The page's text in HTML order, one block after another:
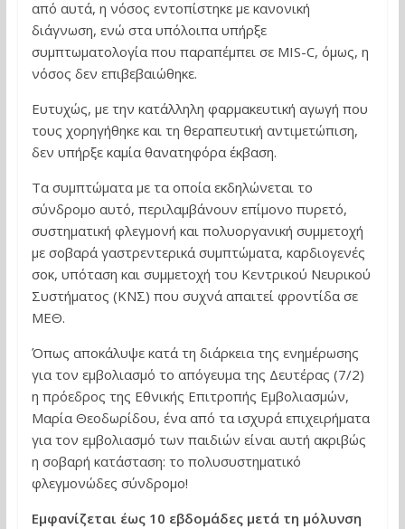
από αυτά, η νόσος εντοπίστηκε με κανονική
διάγνωση, ενώ στα υπόλοιπα υπήρξε
συμπτωματολογία που παραπέμπει σε MIS-C, όμως, η
νόσος δεν επιβεβαιώθηκε.
Ευτυχώς, με την κατάλληλη φαρμακευτική αγωγή που
τους χορηγήθηκε και τη θεραπευτική αντιμετώπιση,
δεν υπήρξε καμία θανατηφόρα έκβαση.
Τα συμπτώματα με τα οποία εκδηλώνεται το
σύνδρομο αυτό, περιλαμβάνουν επίμονο πυρετό,
συστηματική φλεγμονή και πολυοργανική συμμετοχή
με σοβαρά γαστρεντερικά συμπτώματα, καρδιογενές
σοκ, υπόταση και συμμετοχή του Κεντρικού Νευρικού
Συστήματος (ΚΝΣ) που συχνά απαιτεί φροντίδα σε
ΜΕΘ.
Όπως αποκάλυψε κατά τη διάρκεια της ενημέρωσης
για τον εμβολιασμό το απόγευμα της Δευτέρας (7/2)
η πρόεδρος της Εθνικής Επιτροπής Εμβολιασμών,
Μαρία Θεοδωρίδου, ένα από τα ισχυρά επιχειρήματα
για τον εμβολιασμό των παιδιών είναι αυτή ακριβώς
η σοβαρή κατάσταση: το πολυσυστηματικό
φλεγμονώδες σύνδρομο!
Εμφανίζεται έως 10 εβδομάδες μετά τη μόλυνση